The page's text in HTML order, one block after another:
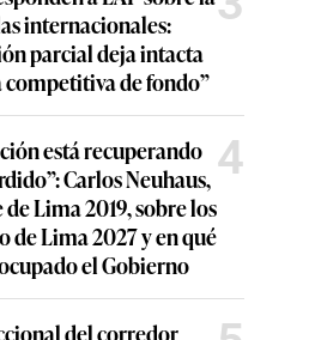
internacionales:
parcial deja intacta
competitiva de fondo”
está recuperando
Carlos Neuhaus,
Lima 2019, sobre los
de Lima 2027 y en qué
el Gobierno
4
del corredor